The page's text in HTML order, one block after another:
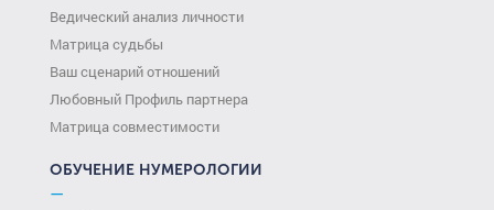
Ведический анализ личности
Матрица судьбы
Ваш сценарий отношений
Любовный Профиль партнера
Матрица совместимости
ОБУЧЕНИЕ НУМЕРОЛОГИИ
—